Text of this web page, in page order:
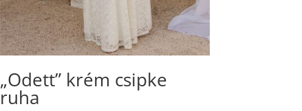
„Odett” krém csipke
ruha